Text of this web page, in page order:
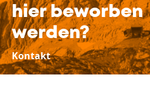
hier beworben
werden?
Kontakt